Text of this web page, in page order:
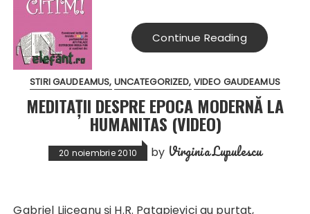
Continue Reading
STIRI GAUDEAMUS UNCATEGORIZED VIDEO GAUDEAMUS
MEDITAȚII DESPRE EPOCA MODERNĂ LA
HUMANITAS (VIDEO)
20 noiembrie 2010 by Virginia Lupulescu
Gabriel Liiceanu și H.R. Patapievici au purtat,